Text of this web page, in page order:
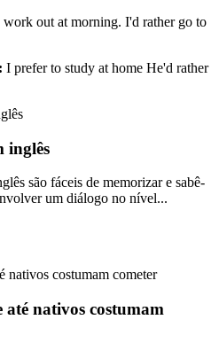
work out at morning. I'd rather go to
I prefer to study at home He'd rather
inglês
são fáceis de memorizar e sabê-
um diálogo no nível...
até nativos costumam